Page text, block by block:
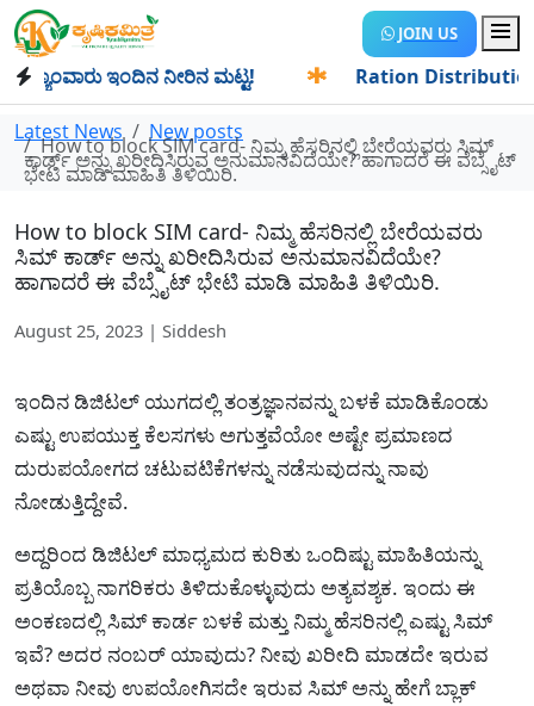
JOIN US
ಇಂದಿನ ನೀರಿನ ಮಟ್ಟ! Ration Distribution-
Latest News New posts
How to block SIM card- ನಿಮ್ಮ ಹೆಸರಿನಲ್ಲಿ ಬೇರೆಯವರು ಸಿಮ್
ಕಾರ್ಡ್ ಅನ್ನು ಖರೀದಿಸಿರುವ ಅನುಮಾನವಿದೆಯೇ? ಹಾಗಾದರೆ ಈ ವೆಬ್ಸೈಟ್
ಭೇಟಿ ಮಾಡಿ ಮಾಹಿತಿ ತಿಳಿಯಿರಿ.
How to block SIM card- ನಿಮ್ಮ ಹೆಸರಿನಲ್ಲಿ ಬೇರೆಯವರು
ಸಿಮ್ ಕಾರ್ಡ್ ಅನ್ನು ಖರೀದಿಸಿರುವ ಅನುಮಾನವಿದೆಯೇ?
ಹಾಗಾದರೆ ಈ ವೆಬ್ಸೈಟ್ ಭೇಟಿ ಮಾಡಿ ಮಾಹಿತಿ ತಿಳಿಯಿರಿ.
August 25, 2023 | Siddesh
ಇಂದಿನ ಡಿಜಿಟಲ್ ಯುಗದಲ್ಲಿ ತಂತ್ರಜ್ಞಾನವನ್ನು ಬಳಕೆ ಮಾಡಿಕೊಂಡು
ಎಷ್ಟು ಉಪಯುಕ್ತ ಕೆಲಸಗಳು ಅಗುತ್ತವೆಯೋ ಅಷ್ಟೇ ಪ್ರಮಾಣದ
ದುರುಪಯೋಗದ ಚಟುವಟಿಕೆಗಳನ್ನು ನಡೆಸುವುದನ್ನು ನಾವು
ನೋಡುತ್ತಿದ್ದೇವೆ.
ಅದ್ದರಿಂದ ಡಿಜಿಟಲ್ ಮಾಧ್ಯಮದ ಕುರಿತು ಒಂದಿಷ್ಟು ಮಾಹಿತಿಯನ್ನು
ಪ್ರತಿಯೊಬ್ಬ ನಾಗರಿಕರು ತಿಳಿದುಕೊಳ್ಳುವುದು ಅತ್ಯವಶ್ಯಕ. ಇಂದು ಈ
ಅಂಕಣದಲ್ಲಿ ಸಿಮ್ ಕಾರ್ಡ ಬಳಕೆ ಮತ್ತು ನಿಮ್ಮ ಹೆಸರಿನಲ್ಲಿ ಎಷ್ಟು ಸಿಮ್
ಇವೆ? ಅದರ ನಂಬರ್ ಯಾವುದು? ನೀವು ಖರೀದಿ ಮಾಡದೇ ಇರುವ
ಅಥವಾ ನೀವು ಉಪಯೋಗಿಸದೇ ಇರುವ ಸಿಮ್ ಅನ್ನು ಹೇಗೆ ಬ್ಲಾಕ್